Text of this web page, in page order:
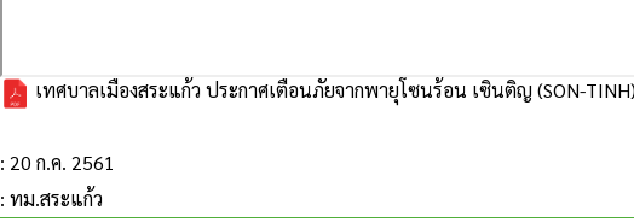
เทศบาลเมืองสระแก้ว ประกาศเตือนภัยจากพายุโซนร้อน เซินติญ (SON-
: 20 ก.ค. 2561
: ทม.สระแก้ว